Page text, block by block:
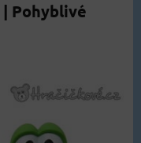
Pohyblivé